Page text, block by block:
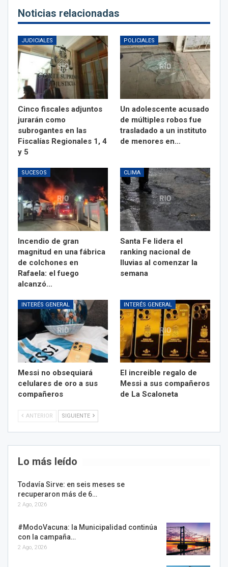
Noticias relacionadas
JUDICIALES
Cinco fiscales adjuntos
jurarán como
subrogantes en las
Fiscalías Regionales 1, 4
y 5
POLICIALES
Un adolescente acusado
de múltiples robos fue
trasladado a un instituto
de menores en…
SUCESOS
Incendio de gran
magnitud en una fábrica
de colchones en
Rafaela: el fuego
alcanzó…
CLIMA
Santa Fe lidera el
ranking nacional de
lluvias al comenzar la
semana
INTERÉS GENERAL
Messi no obsequiará
celulares de oro a sus
compañeros
INTERÉS GENERAL
El increible regalo de
Messi a sus compañeros
de La Scaloneta
ANTERIOR SIGUIENTE
Lo más leído
Todavía Sirve: en seis meses se
recuperaron más de 6…
2 Ago, 2026
#ModoVacuna: la Municipalidad continúa
con la campaña…
2 Ago, 2026